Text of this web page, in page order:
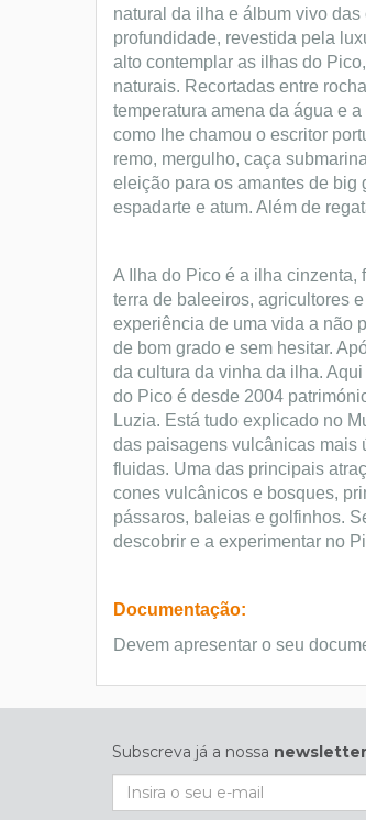
natural da ilha e álbum vivo
profundidade, revestida pela
alto contemplar as ilhas do
naturais. Recortadas entre
temperatura amena da água e
como lhe chamou o escritor
remo, mergulho, caça
eleição para os amantes de big
espadarte e atum. Além de
A Ilha do Pico é a ilha cinzenta,
terra de baleeiros, agricultores
experiência de uma vida a não
de bom grado e sem hesitar.
da cultura da vinha da ilha.
do Pico é desde 2004
Luzia. Está tudo explicado no
das paisagens vulcânicas mais
fluidas. Uma das principais
cones vulcânicos e bosques,
pássaros, baleias e golfinhos.
descobrir e a experimentar no
Documentação:
Devem apresentar o seu
Subscreva já a nossa newsletter